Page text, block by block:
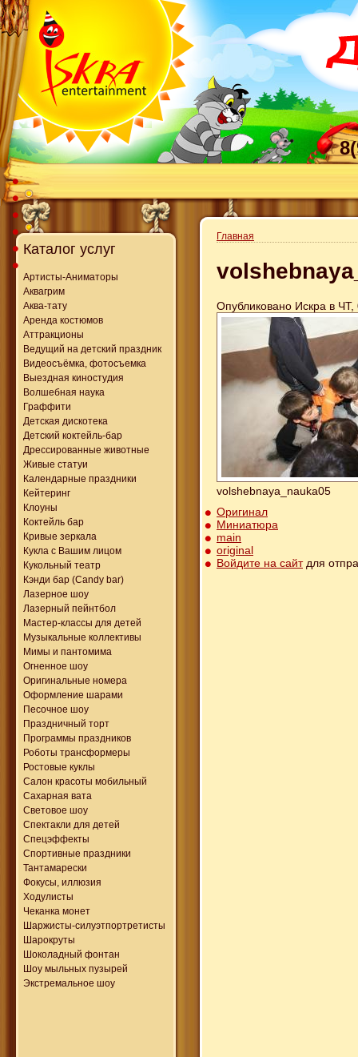
Каталог услуг
Артисты-Аниматоры
Аквагрим
Аква-тату
Аренда костюмов
Аттракционы
Ведущий на детский праздник
Видеосъёмка, фотосъемка
Выездная киностудия
Волшебная наука
Граффити
Детская дискотека
Детский коктейль-бар
Дрессированные животные
Живые статуи
Календарные праздники
Кейтеринг
Клоуны
Коктейль бар
Кривые зеркала
Кукла с Вашим лицом
Кукольный театр
Кэнди бар (Candy bar)
Лазерное шоу
Лазерный пейнтбол
Мастер-классы для детей
Музыкальные коллективы
Мимы и пантомима
Огненное шоу
Оригинальные номера
Оформление шарами
Песочное шоу
Праздничный торт
Программы праздников
Роботы трансформеры
Ростовые куклы
Салон красоты мобильный
Сахарная вата
Световое шоу
Спектакли для детей
Спецэффекты
Спортивные праздники
Тантамарески
Фокусы, иллюзия
Ходулисты
Чеканка монет
Шаржисты-силуэтпортретисты
Шарокруты
Шоколадный фонтан
Шоу мыльных пузырей
Экстремальное шоу
Главная
Опубликовано Искра в
volshebnaya_nauka05
Оригинал
Миниатюра
main
original
Войдите на сайтдля